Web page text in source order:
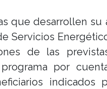
que desarrollen su
Servicios
de las
por
indicados